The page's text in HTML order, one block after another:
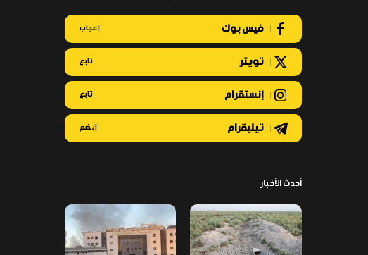
فيس بوك إعجاب
تويتر تابع
إنستقرام تابع
تيليقرام إنضم
أحدث الأخبار